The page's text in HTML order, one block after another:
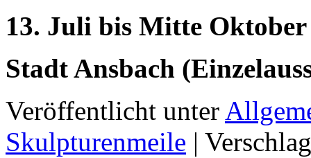
13. Juli bis Mitte Oktober
Stadt Ansbach
Veröffentlicht unter
Skulpturenmeile |